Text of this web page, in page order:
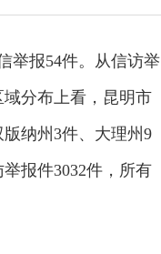
举报54件。从信访举
分布上看，昆明市
纳州3件、大理州9
报件3032件，所有